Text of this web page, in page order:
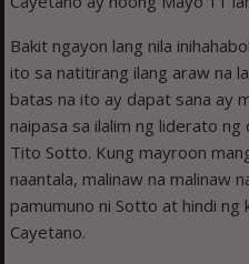
Bakit ngayon lang nila
ito sa natitirang ilang araw na
batas na ito ay dapat sana ay
naipasa sa ilalim ng liderato
Tito Sotto. Kung mayroon
naantala, malinaw na malinaw
pamumuno ni Sotto at hindi ng
Cayetano.